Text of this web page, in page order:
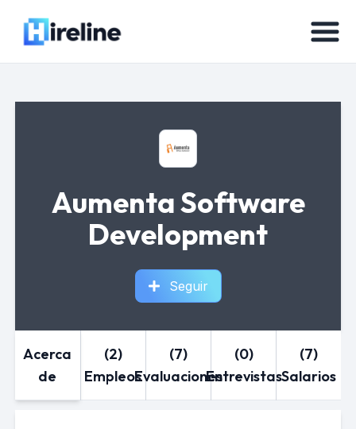
Aumenta Software
Development
Seguir
Acerca
de
(2)
Empleos
(7)
Evaluaciones
(0)
Entrevistas
(7)
Salarios